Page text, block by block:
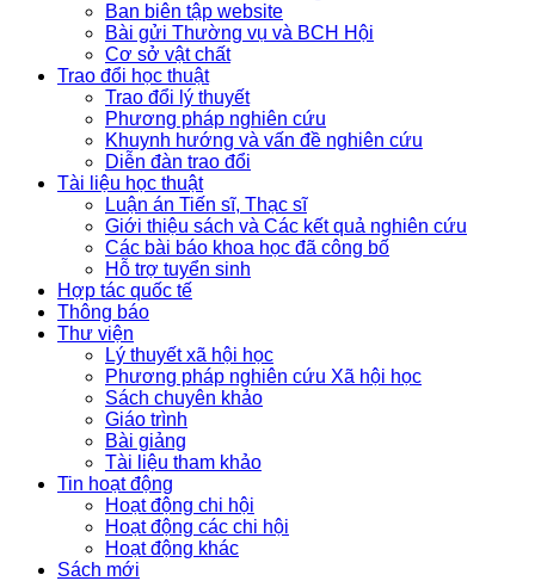
Ban biên tập website
Bài gửi Thường vụ và BCH Hội
Cơ sở vật chất
Trao đổi học thuật
Trao đổi lý thuyết
Phương pháp nghiên cứu
Khuynh hướng và vấn đề nghiên cứu
Diễn đàn trao đổi
Tài liệu học thuật
Luận án Tiến sĩ, Thạc sĩ
Giới thiệu sách và Các kết quả nghiên cứu
Các bài báo khoa học đã công bố
Hỗ trợ tuyển sinh
Hợp tác quốc tế
Thông báo
Thư viện
Lý thuyết xã hội học
Phương pháp nghiên cứu Xã hội học
Sách chuyên khảo
Giáo trình
Bài giảng
Tài liệu tham khảo
Tin hoạt động
Hoạt động chi hội
Hoạt động các chi hội
Hoạt động khác
Sách mới